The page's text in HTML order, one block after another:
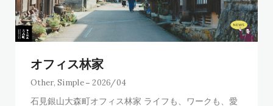
オフィス林家
Other,Simple 2026/04
石見銀山大森町オフィス林家 ライフも、ワークも、愛